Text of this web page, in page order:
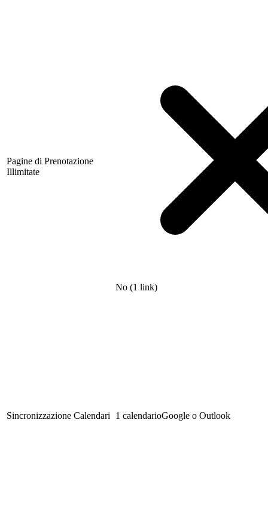
Pagine di Prenotazione
Illimitate
No (1 link)
Sincronizzazione Calendari 1 calendarioGoogle o Outlook